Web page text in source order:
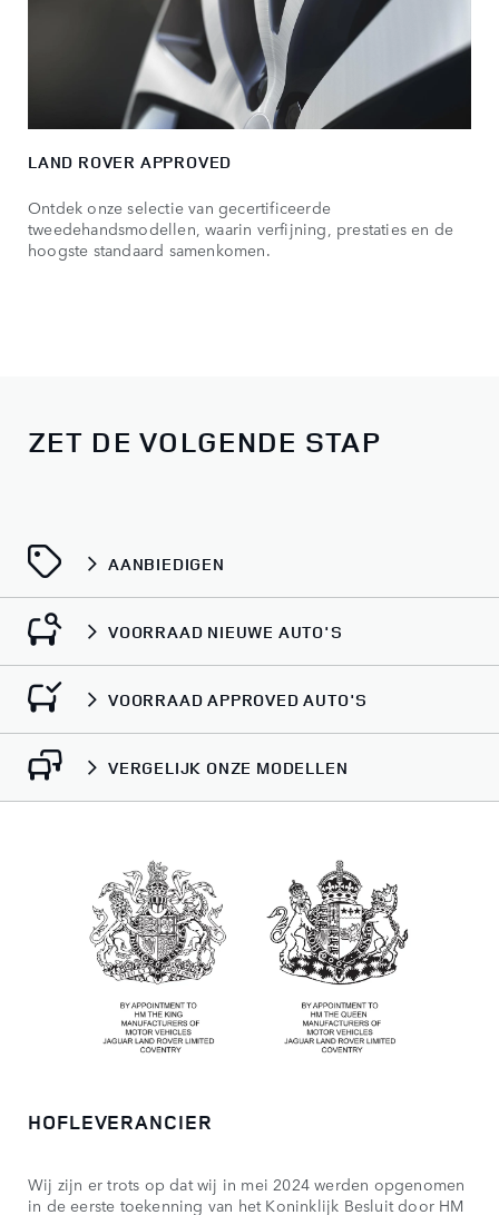
LAND ROVER APPROVED
Ontdek onze selectie van gecertificeerde
tweedehandsmodellen, waarin verfijning, prestaties en de
hoogste standaard samenkomen.
ZET DE VOLGENDE STAP
AANBIEDIGEN
VOORRAAD NIEUWE AUTO'S
VOORRAAD APPROVED AUTO'S
VERGELIJK ONZE MODELLEN
HOFLEVERANCIER
Wij zijn er trots op dat wij in mei 2024 werden opgenomen
in de eerste toekenning van het Koninklijk Besluit door HM